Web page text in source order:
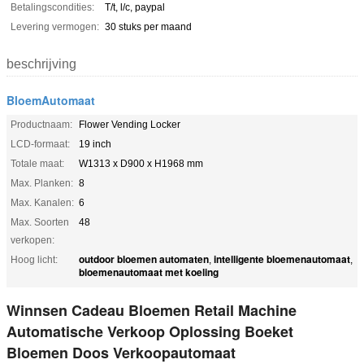
Betalingscondities:
T/t, l/c, paypal
Levering vermogen: 30 stuks per maand
beschrijving
BloemAutomaat
Productnaam:
Flower Vending Locker
LCD-formaat:
19 inch
Totale maat:
W1313 x D900 x H1968 mm
Max. Planken: 8
Max. Kanalen: 6
Max. Soorten
verkopen:
48
Hoog licht: outdoor bloemen automaten, intelligente bloemenautomaat,
bloemenautomaat met koeling
Winnsen Cadeau Bloemen Retail Machine
Automatische Verkoop Oplossing Boeket
Bloemen Doos Verkoopautomaat